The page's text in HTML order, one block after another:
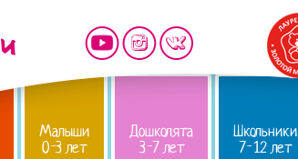
Малыши
0-3 лет
Дошколята
3-7 лет
Школьники
7-12 лет